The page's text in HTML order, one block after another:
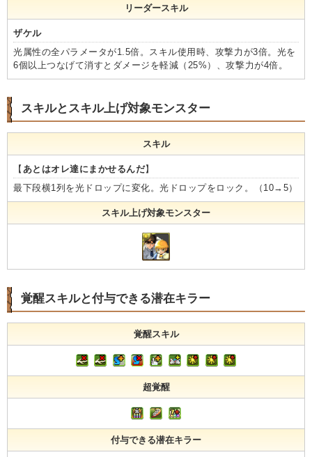
リーダースキル
ザケル
光属性の全パラメータが1.5倍。スキル使用時、攻撃力が3倍。光を
6個以上つなげて消すとダメージを軽減（25%）、攻撃力が4倍。
スキルとスキル上げ対象モンスター
スキル
【 あとはオレ達にまかせるんだ】
最下段横1列を光ドロップに変化。光ドロップをロック。（10→5）
スキル上げ対象モンスター
覚醒スキルと付与できる潜在キラー
覚醒スキル
超覚醒
付与できる潜在キラー